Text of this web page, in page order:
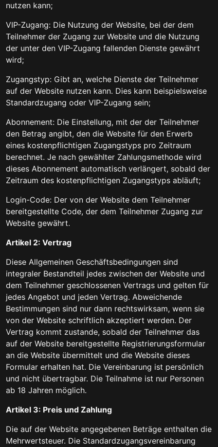
nutzen kann;
VIP-Zugang: Die Nutzung der Website, bei der dem
Teilnehmer der Zugang zur Website und die Nutzung
der unter den VIP-Zugang fallenden Dienste gewährt
wird;
Zugangstyp: Gibt an, welche Dienste der Teilnehmer
auf der Website nutzen kann. Dies kann beispielsweise
Standardzugang oder VIP-Zugang sein;
Abonnement: Die Einstellung, mit der der Teilnehmer
den Betrag angibt, den die Website für den Erwerb
eines kostenpflichtigen Zugangstyps pro Zeitraum
berechnet. Je nach gewählter Zahlungsmethode wird
dieses Abonnement automatisch verlängert, sobald der
Zeitraum des kostenpflichtigen Zugangstyps abläuft;
Login-Code: Der von der Website dem Teilnehmer
bereitgestellte Code, der dem Teilnehmer Zugang zur
Website gewährt.
Artikel 2: Vertrag
Diese Allgemeinen Geschäftsbedingungen sind
integraler Bestandteil jedes zwischen der Website und
dem Teilnehmer geschlossenen Vertrags und gelten für
jedes Angebot und jeden Vertrag. Abweichende
Bestimmungen sind nur dann rechtswirksam, wenn sie
von der Website schriftlich akzeptiert werden. Der
Vertrag kommt zustande, sobald der Teilnehmer das
auf der Website bereitgestellte Registrierungsformular
an die Website übermittelt und die Website dieses
Formular erhalten hat. Die Vereinbarung ist persönlich
und nicht übertragbar. Die Teilnahme ist nur Personen
ab 18 Jahren möglich.
Artikel 3: Preis und Zahlung
Die auf der Website angegebenen Beträge enthalten die
Mehrwertsteuer. Die Standardzugangsvereinbarung